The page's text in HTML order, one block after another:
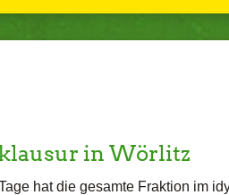
in Wörlitz
hat die gesamte Fraktion im